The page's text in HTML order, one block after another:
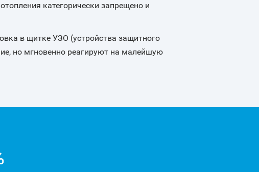
категорически запрещено и
в щитке УЗО (устройства защитного
но мгновенно реагируют на малейшую